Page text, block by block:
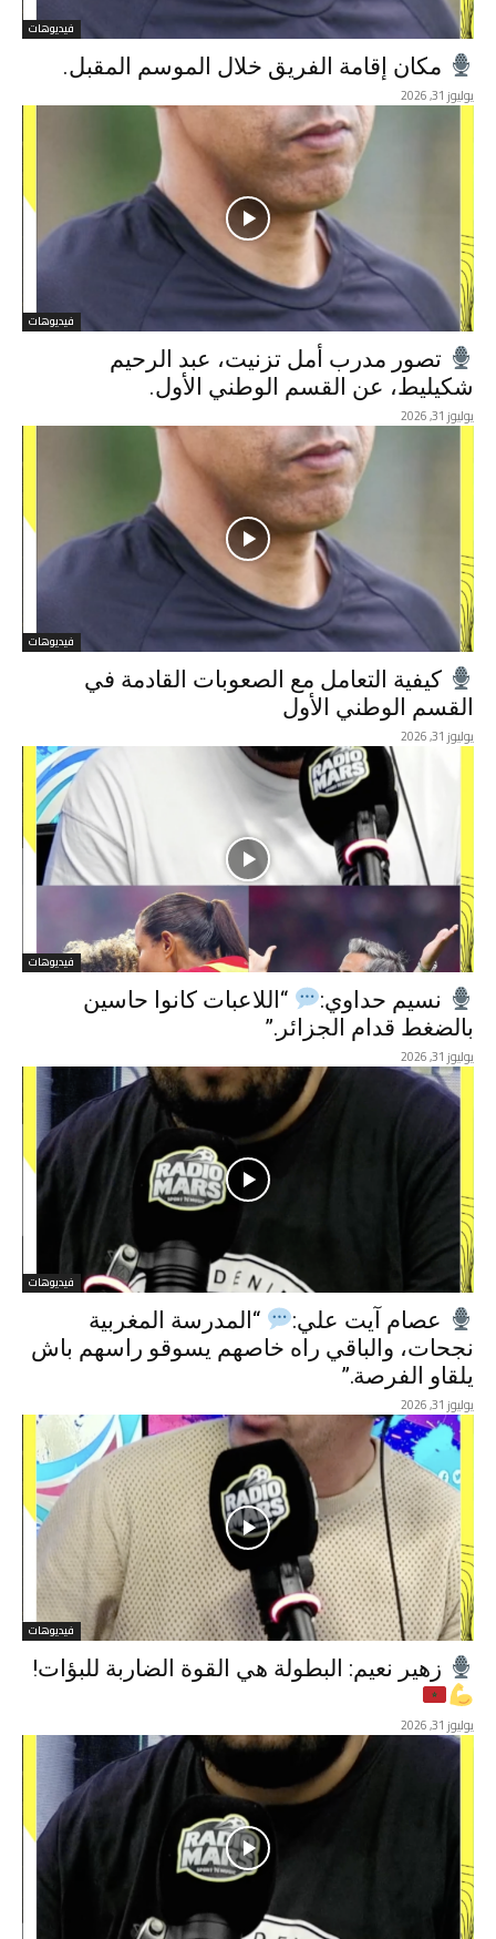
فيديوهات
مكان إقامة الفريق خلال الموسم المقبل.
يوليوز 31, 2026
فيديوهات
تصور مدرب أمل تزنيت، عبد الرحيم
شكيليط، عن القسم الوطني الأول.
يوليوز 31, 2026
فيديوهات
كيفية التعامل مع الصعوبات القادمة في
القسم الوطني الأول
يوليوز 31, 2026
فيديوهات
نسيم حداوي:
“اللاعبات كانوا حاسين
بالضغط قدام الجزائر.”
يوليوز 31, 2026
فيديوهات
عصام آيت علي:
“المدرسة المغربية
نجحات، والباقي راه خاصهم يسوقو راسهم باش
يلقاو الفرصة.”
يوليوز 31, 2026
فيديوهات
زهير نعيم: البطولة هي القوة الضاربة للبؤات!
يوليوز 31, 2026